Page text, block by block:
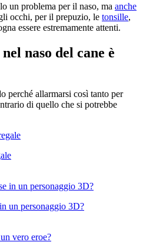
un problema per il naso, ma anche
occhi, per il prepuzio, le tonsille,
essere estremamente attenti.
naso del cane è
perché allarmarsi così tanto per
di quello che si potrebbe
un personaggio 3D?